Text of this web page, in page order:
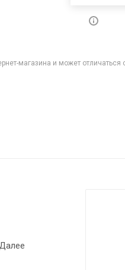
магазина и может